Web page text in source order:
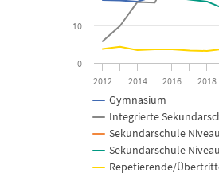
Gymnasium
Integrierte
Sekundarschule
Sekundarschule
Repetierende/
2012 2014 2016 2018
0
10